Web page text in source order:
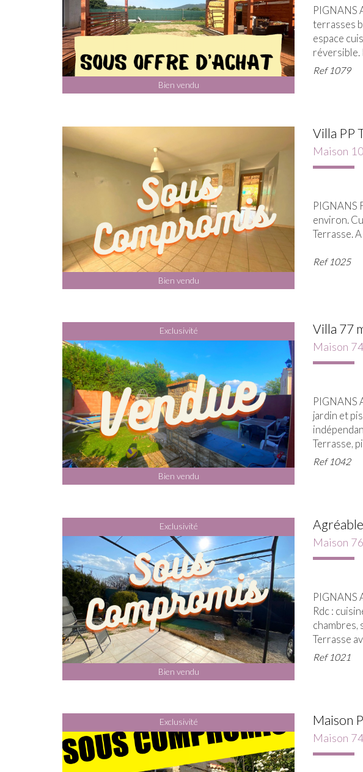
Bien vendu
PIGNANS
terrasses
espace
réversible.
Ref1079
Bien vendu
Villa PP
Maison
PIGNANS
environ.
Terrasse.
Ref1025
Bien vendu
Exclusivité Villa 77
Maison
PIGNANS
jardin et
Terrasse,
Ref1042
Bien vendu
Exclusivité
Maison
PIGNANS
Rdc :
chambres,
Terrasse
Ref1021
Exclusivité Maison
Maison